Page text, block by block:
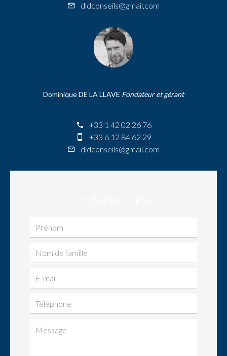
dldconseils@gmail.com
Dominique DE LA LLAVE Fondateur et gérant
+33 1 42 02 26 76
+33 6 12 84 62 29
dldconseils@gmail.com